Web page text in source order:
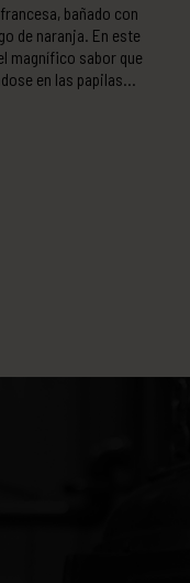
bañado con
de naranja. En este
magnífico sabor que
en las papilas